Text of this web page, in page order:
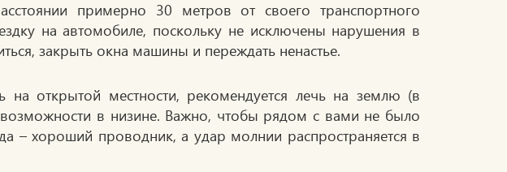
примерно 30 метров от своего транспортного
на автомобиле, поскольку не исключены нарушения в
закрыть окна машины и переждать ненастье.
открытой местности, рекомендуется лечь на землю (в
в низине. Важно, чтобы рядом с вами не было
– хороший проводник, а удар молнии распространяется в
от водоема.